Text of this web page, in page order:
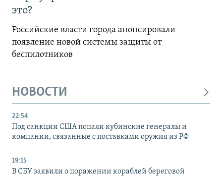
это?
Российские власти города анонсировали
появление новой системы защиты от
беспилотников
НОВОСТИ
22:54
Под санкции США попали кубинские генералы и
компании, связанные с поставками оружия из РФ
19:15
В СБУ заявили о поражении кораблей береговой